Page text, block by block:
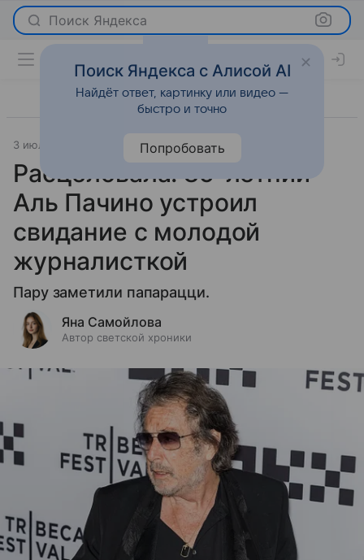
Поиск Яндекса
3 июля 2025 Светская жизнь
Расцеловала: 85-летний
Аль Пачино устроил
свидание с молодой
журналисткой
Пару заметили папарацци.
Яна Самойлова
Автор светской хроники
Поиск Яндекса с Алисой AI
Найдёт ответ, картинку или видео —
быстро и точно
Попробовать